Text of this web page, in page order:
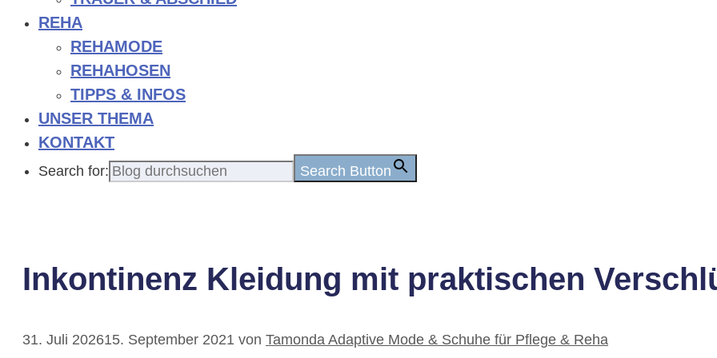
REHA
REHAMODE
REHAHOSEN
TIPPS & INFOS
UNSER THEMA
KONTAKT
Search for: Search Button
Inkontinenz Kleidung mit praktischen
31. Juli 202615. September 2021 von Tamonda Adaptive Mode & Schuhe für Pflege & Reha